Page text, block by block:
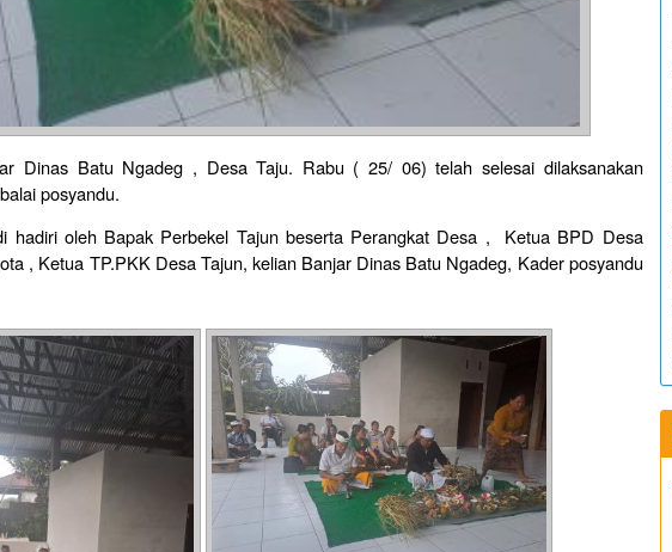
Dinas Batu Ngadeg , Desa Taju. Rabu ( 25/ 06) telah selesai dilaksanakan
posyandu.
hadiri oleh Bapak Perbekel Tajun beserta Perangkat Desa , Ketua BPD Desa
, Ketua TP.PKK Desa Tajun, kelian Banjar Dinas Batu Ngadeg, Kader posyandu